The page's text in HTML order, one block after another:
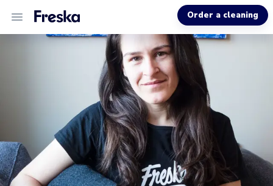
ALL SERVICES
Order a cleaning